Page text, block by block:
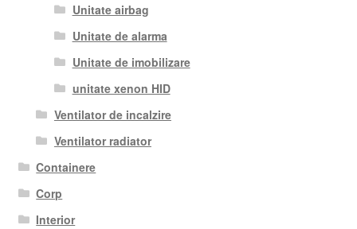
Unitate airbag
Unitate de alarma
Unitate de imobilizare
unitate xenon HID
Ventilator de incalzire
Ventilator radiator
Containere
Corp
Interior